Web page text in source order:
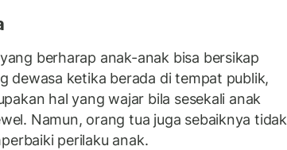
berharap anak-anak bisa bersikap
dewasa ketika berada di tempat publik,
hal yang wajar bila sesekali anak
Namun, orang tua juga sebaiknya tidak
perilaku anak.